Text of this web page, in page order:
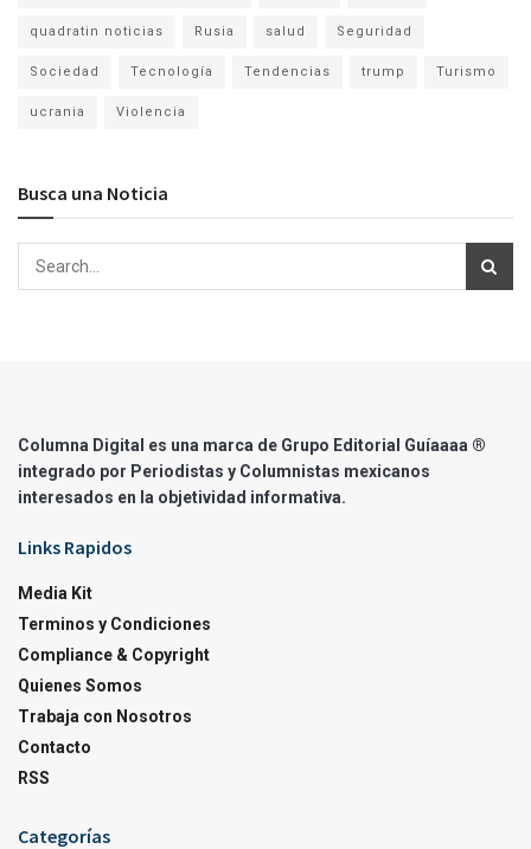
quadratin noticias Rusia salud Seguridad
Sociedad Tecnología Tendencias trump Turismo
ucrania Violencia
Busca una Noticia
Columna Digital es una marca de Grupo Editorial Guíaaaa ®
integrado por Periodistas y Columnistas mexicanos
interesados en la objetividad informativa.
Links Rapidos
Media Kit
Terminos y Condiciones
Compliance & Copyright
Quienes Somos
Trabaja con Nosotros
Contacto
RSS
Categorías